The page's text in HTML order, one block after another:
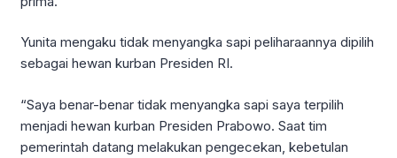
Yunita mengaku tidak menyangka sapi peliharaannya dipilih
sebagai hewan kurban Presiden RI.
“Saya benar-benar tidak menyangka sapi saya terpilih
menjadi hewan kurban Presiden Prabowo. Saat tim
pemerintah datang melakukan pengecekan, kebetulan